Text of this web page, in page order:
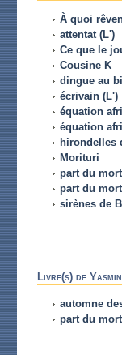
À quoi
attentat (L')
Ce que le
Cousine K
dingue au
écrivain (L')
équation
équation
hirondelles
Morituri
part du
part du
sirènes de
Livre(s) de
automne
part du